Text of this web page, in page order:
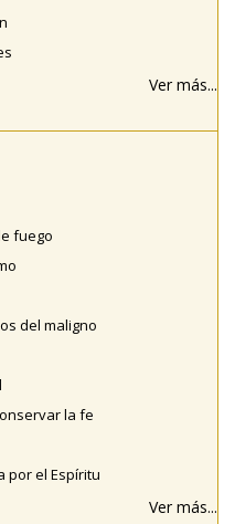
Ver más...
fuego
del maligno
la fe
por el Espíritu
Ver más...